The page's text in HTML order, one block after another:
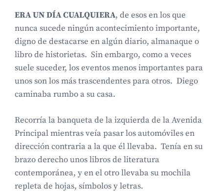
ERA UN DÍA CUALQUIERA, de esos en los que
nunca sucede ningún acontecimiento importante,
digno de destacarse en algún diario, almanaque o
libro de historietas. Sin embargo, como a veces
suele suceder, los eventos menos importantes para
unos son los más trascendentes para otros. Diego
caminaba rumbo a su casa.
Recorría la banqueta de la izquierda de la Avenida
Principal mientras veía pasar los automóviles en
dirección contraria a la que él llevaba. Tenía en su
brazo derecho unos libros de literatura
contemporánea, y en el otro llevaba su mochila
repleta de hojas, símbolos y letras.